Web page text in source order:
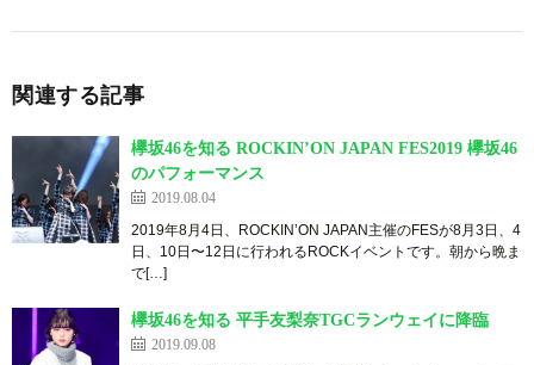
関連する記事
欅坂46を知る ROCKIN’ON JAPAN FES2019 欅坂46
のパフォーマンス
2019.08.04
2019年8月4日、ROCKIN’ON JAPAN主催のFESが8月3日、4
日、10日〜12日に行われるROCKイベントです。朝から晩ま
で[…]
欅坂46を知る 平手友梨奈TGCランウェイに降臨
2019.09.08